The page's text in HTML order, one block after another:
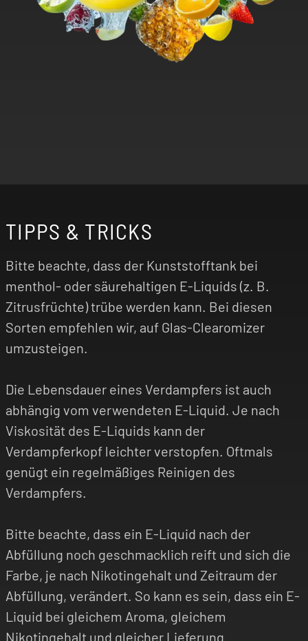
TIPPS & TRICKS
Bitte beachte, dass der Kunststofftank bei
menthol- oder säurehaltigen E-Liquids (z. B.
Zitrusfrüchte) trübe werden kann. Bei diesen
Sorten empfehlen wir, auf Glas-Clearomizer
umzusteigen.
Die Lebensdauer eines Verdampfers ist auch
abhängig vom verwendeten E-Liquid. Je nach
Viskosität des E-Liquids kann der
Verdampferkopf leichter verstopfen. Oftmals
genügt ein regelmäßiges Reinigen des
Verdampfers.
Bitte beachte, dass ein E-Liquid nach der
Abfüllung noch geschmacklich reift und sich die
Farbe, je nach Nikotingehalt und Zeitraum der
Abfüllung, verändert. So kann es sein, dass ein E-
Liquid bei gleichem Aroma, gleichem
Nikotingehalt und gleicher Lieferung